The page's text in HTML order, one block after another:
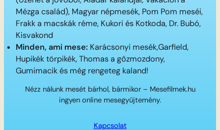
Mézga család), Magyar népmesék, Pom Pom meséi,
Frakk a macskák réme, Kukori és Kotkoda, Dr. Bubó,
Kisvakond
Minden, ami mese: Karácsonyi mesék,Garfield,
Hupikék törpikék, Thomas a gőzmozdony,
Gumimacik és még rengeteg kaland!
Nézz nálunk mesét bárhol, bármikor – Mesefilmek.hu
ingyen online mesegyűjtemény.
Kapcsolat